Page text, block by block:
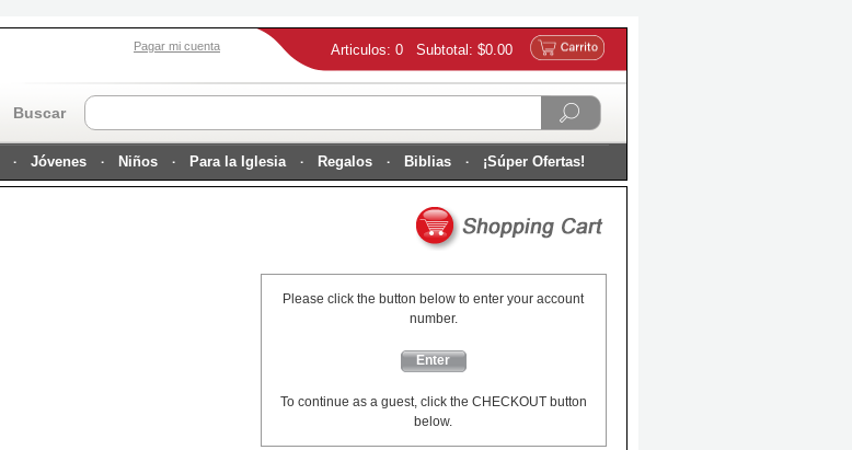
Articulos: 0 Subtotal: $0.00
Pagar mi cuenta
Buscar
Jóvenes Niños Para la Iglesia Regalos Biblias ¡Súper Ofertas!
Please click the button below to enter your account
number.
Enter
To continue as a guest, click the CHECKOUT button
below.